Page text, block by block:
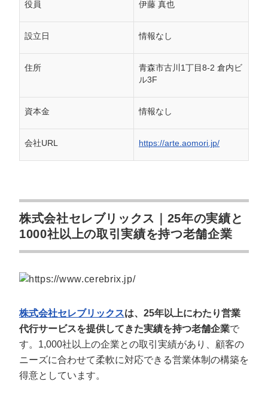
役員 伊藤 真也
設立日 情報なし
住所
青森市古川1丁目8-2 倉内ビ
ル3F
資本金 情報なし
会社URL https://arte.aomori.jp/
株式会社セレブリックス｜25年の実績と
1000社以上の取引実績を持つ老舗企業
株式会社セレブリックスは、25年以上にわたり営業
代行サービスを提供してきた実績を持つ老舗企業で
す。1,000社以上の企業との取引実績があり、顧客の
ニーズに合わせて柔軟に対応できる営業体制の構築を
得意としています。